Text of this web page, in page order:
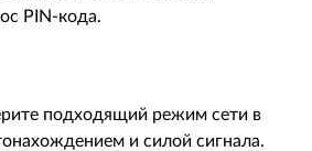
PIN-кода.
подходящий режим сети в
и силой сигнала.